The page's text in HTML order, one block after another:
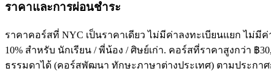
ราคาและการผ่อนชำระ
ราคาคอร์สที่ NYC เป็นราคาเดียว ไม่มีค่าลงทะเบียนแยก ไม่มี
10% สำหรับ นักเรียน / พี่น้อง / ศิษย์เก่า. คอร์สที่ราคาสูงกว่า ฿
ธรรมดาได้ (คอร์สพัฒนา ทักษะภาษาต่างประเทศ) ตามประกา